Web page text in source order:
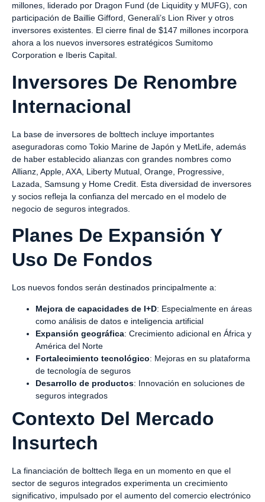
millones, liderado por Dragon Fund (de Liquidity y MUFG), con
participación de Baillie Gifford, Generali’s Lion River y otros
inversores existentes. El cierre final de $147 millones incorpora
ahora a los nuevos inversores estratégicos Sumitomo
Corporation e Iberis Capital.
Inversores De Renombre
Internacional
La base de inversores de bolttech incluye importantes
aseguradoras como Tokio Marine de Japón y MetLife, además
de haber establecido alianzas con grandes nombres como
Allianz, Apple, AXA, Liberty Mutual, Orange, Progressive,
Lazada, Samsung y Home Credit. Esta diversidad de inversores
y socios refleja la confianza del mercado en el modelo de
negocio de seguros integrados.
Planes De Expansión Y
Uso De Fondos
Los nuevos fondos serán destinados principalmente a:
Mejora de capacidades de I+D: Especialmente en áreas
como análisis de datos e inteligencia artificial
Expansión geográfica: Crecimiento adicional en África y
América del Norte
Fortalecimiento tecnológico: Mejoras en su plataforma
de tecnología de seguros
Desarrollo de productos: Innovación en soluciones de
seguros integrados
Contexto Del Mercado
Insurtech
La financiación de bolttech llega en un momento en que el
sector de seguros integrados experimenta un crecimiento
significativo, impulsado por el aumento del comercio electrónico